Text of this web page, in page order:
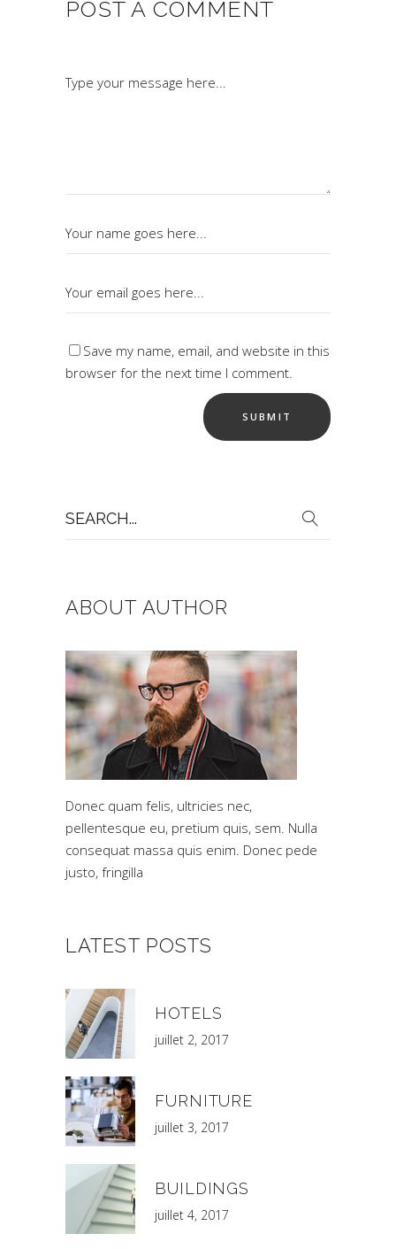
POST A COMMENT
Save my name, email, and website in this
browser for the next time I comment.
for:
ABOUT AUTHOR
Donec quam felis, ultricies nec,
pellentesque eu, pretium quis, sem. Nulla
consequat massa quis enim. Donec pede
justo, fringilla
LATEST POSTS
HOTELS
juillet 2, 2017
FURNITURE
juillet 3, 2017
BUILDINGS
juillet 4, 2017